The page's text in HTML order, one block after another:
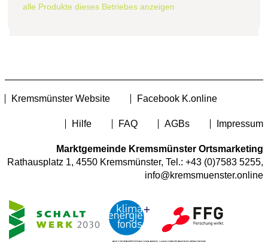
alle Produkte dieses Betriebes anzeigen
Kremsmünster Website Facebook K.online
Hilfe FAQ AGBs Impressum
Marktgemeinde Kremsmünster Ortsmarketing
Rathausplatz 1, 4550 Kremsmünster, Tel.: +43 (0)7583 5255,
info@kremsmuenster.online